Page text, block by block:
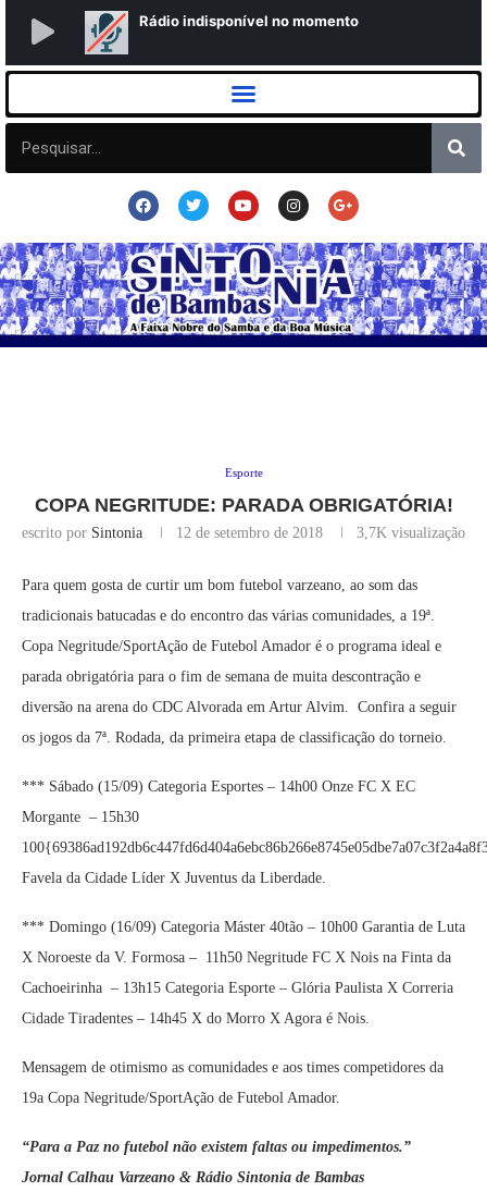
Esporte
COPA NEGRITUDE: PARADA OBRIGATÓRIA!
escrito por Sintonia 12 de setembro de 2018 3,7K visualização
Para quem gosta de curtir um bom futebol varzeano, ao som das
tradicionais batucadas e do encontro das várias comunidades, a 19ª.
Copa Negritude/SportAção de Futebol Amador é o programa ideal e
parada obrigatória para o fim de semana de muita descontração e
diversão na arena do CDC Alvorada em Artur Alvim. Confira a seguir
os jogos da 7ª. Rodada, da primeira etapa de classificação do torneio.
*** Sábado (15/09) Categoria Esportes – 14h00 Onze FC X EC
Morgante – 15h30
Favela da Cidade Líder X Juventus da Liberdade.
*** Domingo (16/09) Categoria Máster 40tão – 10h00 Garantia de Luta
X Noroeste da V. Formosa – 11h50 Negritude FC X Nois na Finta da
Cachoeirinha – 13h15 Categoria Esporte – Glória Paulista X Correria
Cidade Tiradentes – 14h45 X do Morro X Agora é Nois.
Mensagem de otimismo as comunidades e aos times competidores da
19a Copa Negritude/SportAção de Futebol Amador.
“Para a Paz no futebol não existem faltas ou impedimentos.”
Jornal Calhau Varzeano & Rádio Sintonia de Bambas